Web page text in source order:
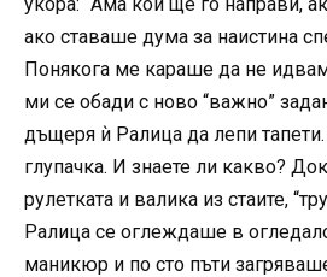
ако ставаше дума за наистина
Понякога ме караше да не
ми се обади с ново “важно”
дъщеря ѝ Ралица да лепи
глупачка. И знаете ли какво?
рулетката и валика из стаите,
Ралица се оглеждаше в
маникюр и по сто пъти